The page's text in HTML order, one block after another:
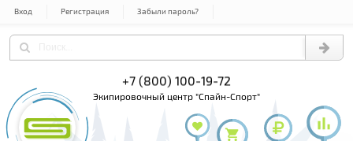
Вход Регистрация Забыли пароль?
+7 (800) 100-19-72
экипировочный центр "Спайн-Спорт"